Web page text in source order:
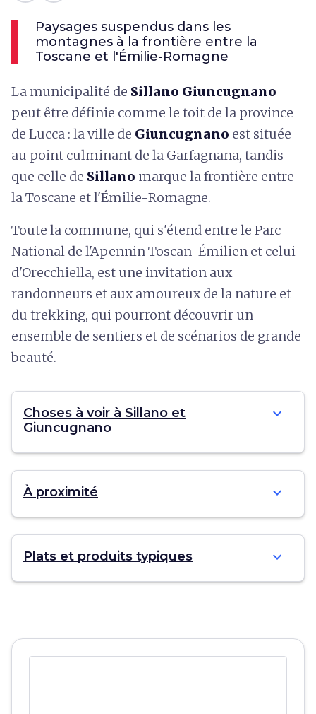
Paysages suspendus dans les
montagnes à la frontière entre la
Toscane et l'Émilie-Romagne
La municipalité de Sillano Giuncugnano
peut être définie comme le toit de la province
de Lucca : la ville de Giuncugnano est située
au point culminant de la Garfagnana, tandis
que celle de Sillano marque la frontière entre
la Toscane et l'Émilie-Romagne.
Toute la commune, qui s'étend entre le Parc
National de l'Apennin Toscan-Émilien et celui
d'Orecchiella, est une invitation aux
randonneurs et aux amoureux de la nature et
du trekking, qui pourront découvrir un
ensemble de sentiers et de scénarios de grande
beauté.
Choses à voir à Sillano et
Giuncugnano
expand_more
À proximité expand_more
Plats et produits typiques expand_more